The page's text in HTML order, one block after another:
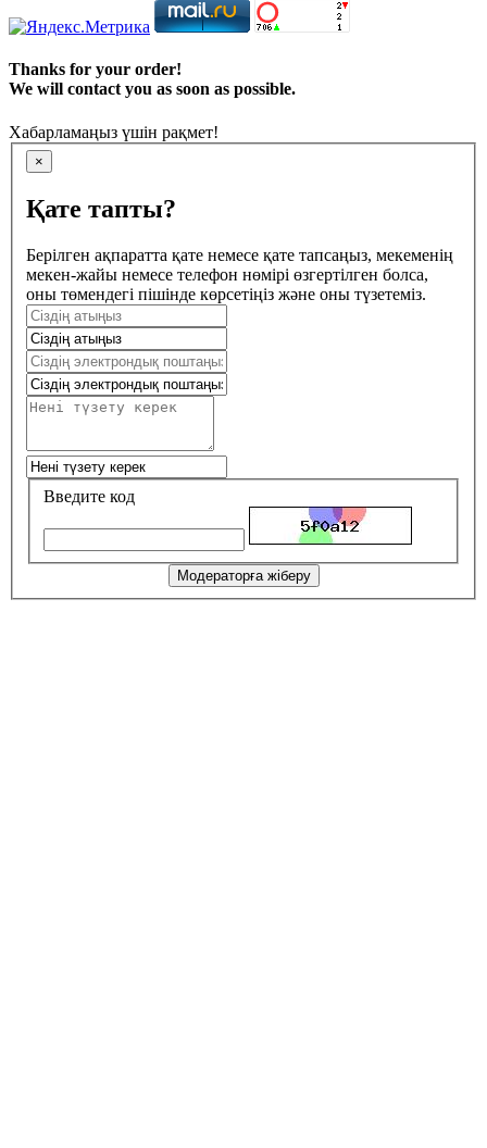
Thanks for your order!
We will contact you as soon as possible.
Хабарламаңыз үшін рақмет!
×
Қате тапты?
Берілген ақпаратта қате немесе қате тапсаңыз, мекеменің
мекен-жайы немесе телефон нөмірі өзгертілген болса,
оны төмендегі пішінде көрсетіңіз және оны түзетеміз.
Введите код
Модераторға жіберу